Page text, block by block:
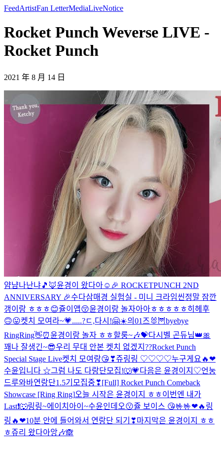
FeedArtistFan LetterMediaLiveNotice
Rocket Punch Weverse LIVE -
Rocket Punch
2021 年 8 月 14 日
얌냠나난냐🎵 🦊윤경이 왔다아☺️ 🎉 ROCKETPUNCH 2ND
ANNIVERSARY 🎉수다삼매경 실험실 - 미니 크라임씬정말 잠깐
갱이랑 ㅎㅎㅎ😊쥴이앱😚윤경이랑 놀자아아ㅎㅎㅎㅎㅎ히헤후
🙃😛켓치 모여라~💗.....?ㄷ,다시!🤗☀️의01즈🐰🦉byebye
RingRing👋⏰윤경이랑 놀자 ㅎㅎ할룽~🎶💝다시 벨 곤듀님👑🎀
꽤나 잘생긴~😎우리 무대 안본 켓치 없겠지??Rocket Punch
Special Stage Live켓치 모여랑😘❣쥬링링 ♡♡♡♡누구게요🔥❤
수윤입니다 ☆그럼 나도 다랑단모집!🐺💗다음은 윤경이지♡언눙
드루와바연랑단1.5기모집중❣[Full] Rocket Punch Comeback
Showcase [Ring Ring]오늘 시작은 윤경이지 ㅎㅎ이번엔 내가
Last❗🐺링링~에이치아이~수윤인데오😗쥴 보이스 😘🤟🤟❤🔥링
링🔥❤10분 안에 들어와서 연랑단 되기❣마지막은 윤경이지 ㅎㅎ
ㅎ쥬리 왔다아앙🎶🙈